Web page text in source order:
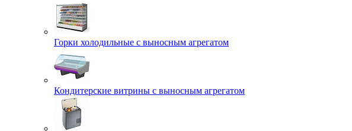
Горки холодильные с выносным агрегатом
Кондитерские витрины с выносным агрегатом